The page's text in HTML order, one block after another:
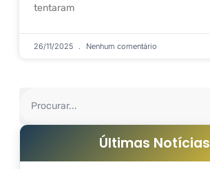
tentaram
26/11/2025 Nenhum comentário
Últimas Notícias